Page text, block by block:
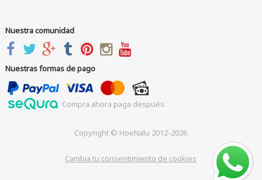
Nuestra comunidad
Nuestras formas de pago
Compra ahora paga después
Copyright © HoeNalu 2012-2026
Cambia tu consentimiento de cookies